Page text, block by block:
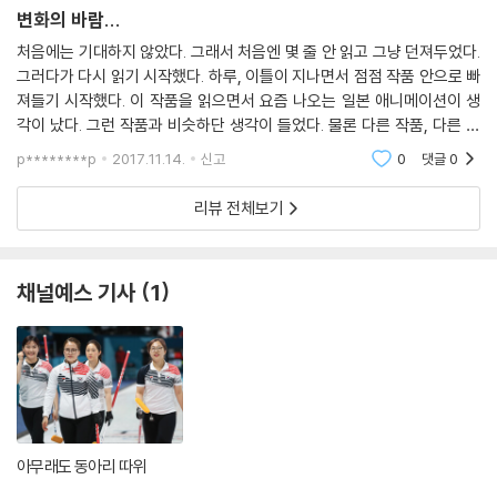
에서 있는 듯 없는 듯 혼자 지내는 아이. 말도 없고, 친구들과 어울리지도
않고, 그렇다고 딱히 무언가를 잘하는 것도 아닌 아웃사이더. (…) 연애소
설도 아닌데, 한낱 고등학생들의 동아리 이야기가 이렇게 가슴을 선득선득
설레게 할 줄이야. 번역하는 동안, 이 소설 참 좋네, 하는 혼잣말을 몇 번이
나 중얼거렸다. 「옮긴이의 글」에서
* 이 글은 번역가 오민혜의 서평을 토대로 작성되었습니다.
변화의 바람...
처음에는 기대하지 않았다. 그래서 처음엔 몇 줄 안 읽고 그냥 던져두었다.
그러다가 다시 읽기 시작했다. 하루, 이틀이 지나면서 점점 작품 안으로 빠
져들기 시작했다. 이 작품을 읽으면서 요즘 나오는 일본 애니메이션이 생
각이 났다. 그런 작품과 비슷하단 생각이 들었다. 물론 다른 작품, 다른 이
서 비슷
p********p 2017.11.14. 신고 0 댓글0
리뷰 전체보기
채널예스 기사 1
아무래도 동아리 따위